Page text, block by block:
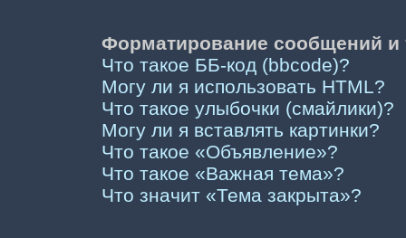
Форматирование сообщений
Что такое ББ-код (bbcode)?
Могу ли я использовать HTML?
Что такое улыбочки (смайлики)?
Могу ли я вставлять картинки?
Что такое «Объявление»?
Что такое «Важная тема»?
Что значит «Тема закрыта»?